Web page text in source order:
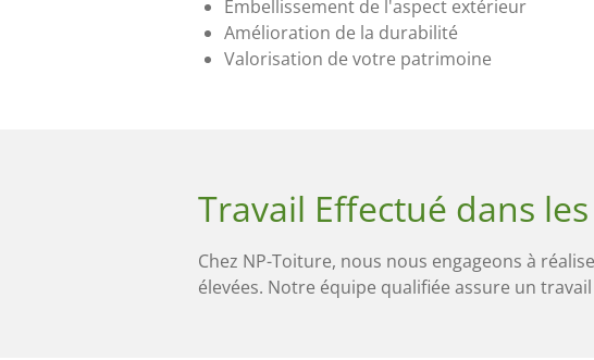
Embellissement de l'aspect extérieur
Amélioration de la durabilité
Valorisation de votre patrimoine
Travail Effectué dans
Chez NP-Toiture, nous nous engageons à
élevées. Notre équipe qualifiée assure un